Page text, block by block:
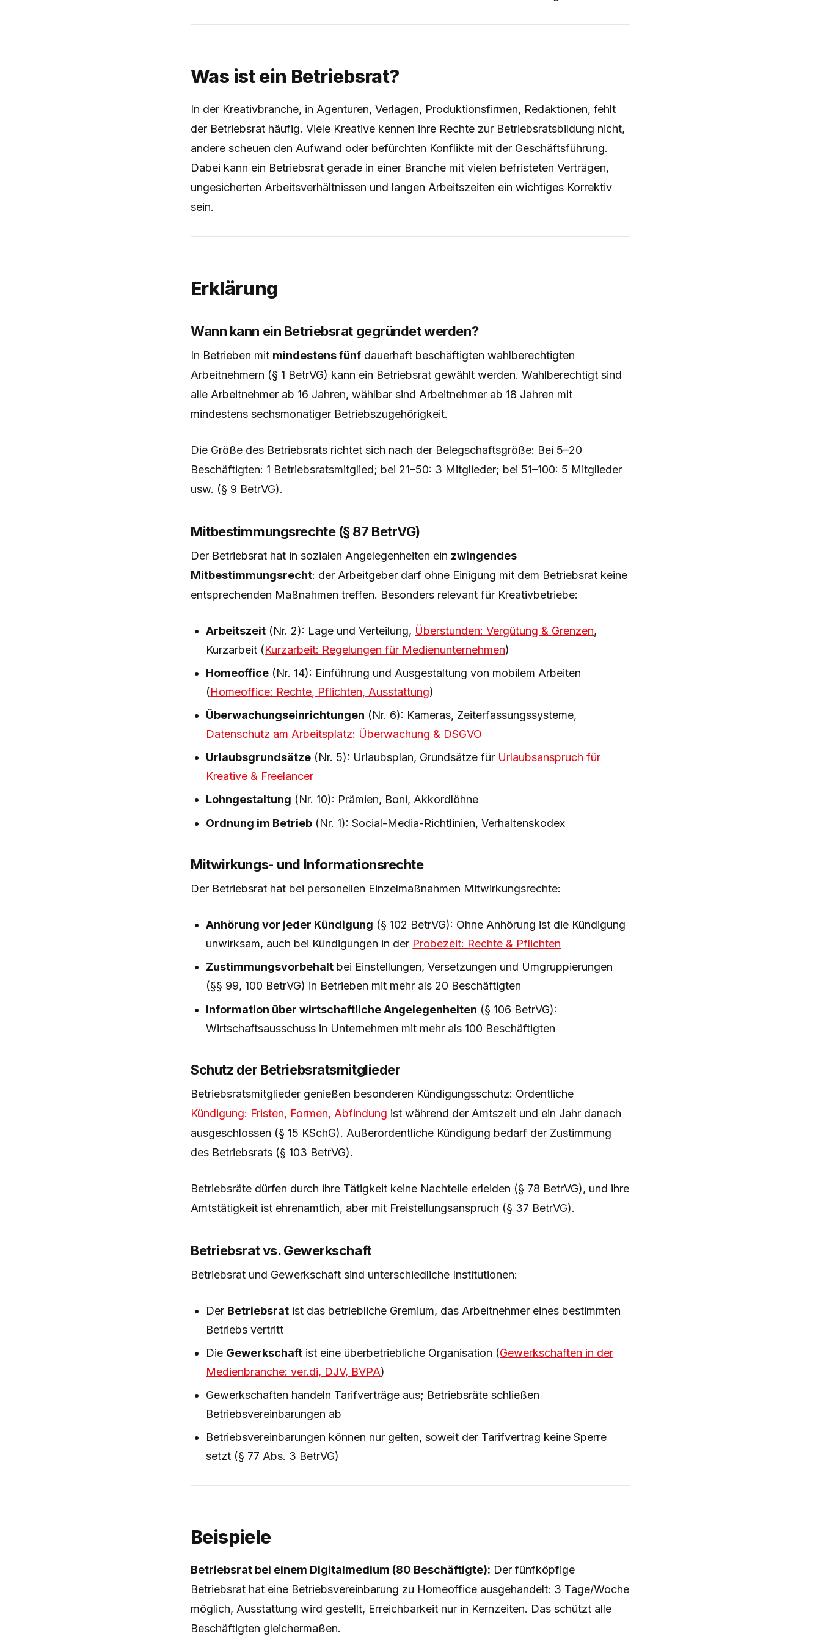
Was ist ein Betriebsrat?
In der Kreativbranche, in Agenturen, Verlagen, Produktionsfirmen, Redaktionen, fehlt
der Betriebsrat häufig. Viele Kreative kennen ihre Rechte zur Betriebsratsbildung nicht,
andere scheuen den Aufwand oder befürchten Konflikte mit der Geschäftsführung.
Dabei kann ein Betriebsrat gerade in einer Branche mit vielen befristeten Verträgen,
ungesicherten Arbeitsverhältnissen und langen Arbeitszeiten ein wichtiges Korrektiv
sein.
Erklärung
Wann kann ein Betriebsrat gegründet werden?
In Betrieben mit mindestens fünf dauerhaft beschäftigten wahlberechtigten
Arbeitnehmern (§ 1 BetrVG) kann ein Betriebsrat gewählt werden. Wahlberechtigt sind
alle Arbeitnehmer ab 16 Jahren, wählbar sind Arbeitnehmer ab 18 Jahren mit
mindestens sechsmonatiger Betriebszugehörigkeit.
Die Größe des Betriebsrats richtet sich nach der Belegschaftsgröße: Bei 5–20
Beschäftigten: 1 Betriebsratsmitglied; bei 21–50: 3 Mitglieder; bei 51–100: 5 Mitglieder
usw. (§ 9 BetrVG).
Mitbestimmungsrechte (§ 87 BetrVG)
Der Betriebsrat hat in sozialen Angelegenheiten ein zwingendes
Mitbestimmungsrecht: der Arbeitgeber darf ohne Einigung mit dem Betriebsrat keine
entsprechenden Maßnahmen treffen. Besonders relevant für Kreativbetriebe:
Arbeitszeit (Nr. 2): Lage und Verteilung, Überstunden: Vergütung & Grenzen,
Kurzarbeit (Kurzarbeit: Regelungen für Medienunternehmen)
Homeoffice (Nr. 14): Einführung und Ausgestaltung von mobilem Arbeiten
(Homeoffice: Rechte, Pflichten, Ausstattung)
Überwachungseinrichtungen (Nr. 6): Kameras, Zeiterfassungssysteme,
Datenschutz am Arbeitsplatz: Überwachung & DSGVO
Urlaubsgrundsätze (Nr. 5): Urlaubsplan, Grundsätze für Urlaubsanspruch für
Kreative & Freelancer
Lohngestaltung (Nr. 10): Prämien, Boni, Akkordlöhne
Ordnung im Betrieb (Nr. 1): Social-Media-Richtlinien, Verhaltenskodex
Mitwirkungs- und Informationsrechte
Der Betriebsrat hat bei personellen Einzelmaßnahmen Mitwirkungsrechte:
Anhörung vor jeder Kündigung (§ 102 BetrVG): Ohne Anhörung ist die Kündigung
unwirksam, auch bei Kündigungen in der Probezeit: Rechte & Pflichten
Zustimmungsvorbehalt bei Einstellungen, Versetzungen und Umgruppierungen
(§§ 99, 100 BetrVG) in Betrieben mit mehr als 20 Beschäftigten
Information über wirtschaftliche Angelegenheiten (§ 106 BetrVG):
Wirtschaftsausschuss in Unternehmen mit mehr als 100 Beschäftigten
Schutz der Betriebsratsmitglieder
Betriebsratsmitglieder genießen besonderen Kündigungsschutz: Ordentliche
Kündigung: Fristen, Formen, Abfindung ist während der Amtszeit und ein Jahr danach
ausgeschlossen (§ 15 KSchG). Außerordentliche Kündigung bedarf der Zustimmung
des Betriebsrats (§ 103 BetrVG).
Betriebsräte dürfen durch ihre Tätigkeit keine Nachteile erleiden (§ 78 BetrVG), und ihre
Amtstätigkeit ist ehrenamtlich, aber mit Freistellungsanspruch (§ 37 BetrVG).
Betriebsrat vs. Gewerkschaft
Betriebsrat und Gewerkschaft sind unterschiedliche Institutionen:
Der Betriebsrat ist das betriebliche Gremium, das Arbeitnehmer eines bestimmten
Betriebs vertritt
Die Gewerkschaft ist eine überbetriebliche Organisation (Gewerkschaften in der
Medienbranche: ver.di, DJV, BVPA)
Gewerkschaften handeln Tarifverträge aus; Betriebsräte schließen
Betriebsvereinbarungen ab
Betriebsvereinbarungen können nur gelten, soweit der Tarifvertrag keine Sperre
setzt (§ 77 Abs. 3 BetrVG)
Beispiele
Betriebsrat bei einem Digitalmedium (80 Beschäftigte): Der fünfköpfige
Betriebsrat hat eine Betriebsvereinbarung zu Homeoffice ausgehandelt: 3 Tage/Woche
möglich, Ausstattung wird gestellt, Erreichbarkeit nur in Kernzeiten. Das schützt alle
Beschäftigten gleichermaßen.